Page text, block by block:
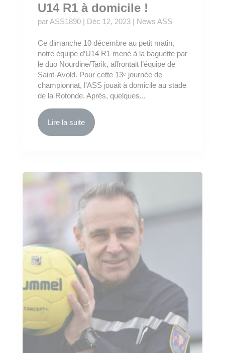
U14 R1 à domicile !
parASS1890| Déc 12, 2023| News ASS
Ce dimanche 10 décembre au petit matin,
notre équipe d’U14 R1 mené à la baguette par
le duo Nourdine/Tarik, affrontait l’équipe de
Saint-Avold. Pour cette 13ᵉ journée de
championnat, l’ASS jouait à domicile au stade
de la Rotonde. Après, quelques...
Lire la suite